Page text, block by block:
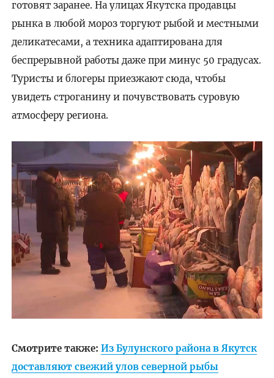
готовят заранее. На улицах Якутска продавцы
рынка в любой мороз торгуют рыбой и местными
деликатесами, а техника адаптирована для
беспрерывной работы даже при минус 50 градусах.
Туристы и блогеры приезжают сюда, чтобы
увидеть строганину и почувствовать суровую
атмосферу региона.
Смотрите также: Из Булунского района в Якутск
доставляют свежий улов северной рыбы